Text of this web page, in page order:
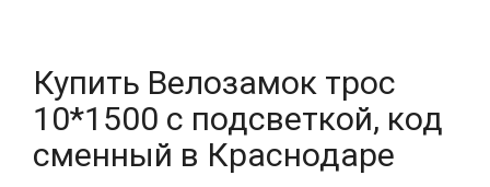
Купить Велозамок трос
10*1500 с подсветкой, код
сменный в Краснодаре